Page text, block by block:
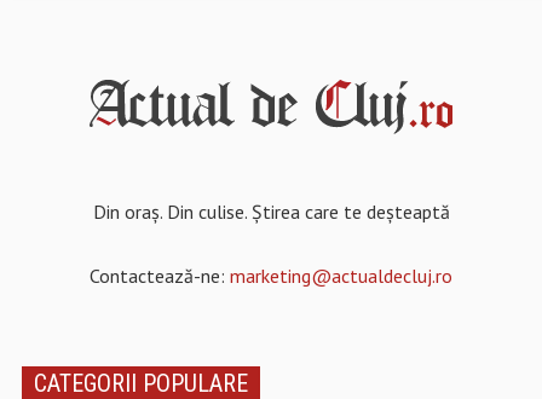
Din oraș. Din culise. Știrea care te deșteaptă
Contactează-ne: marketing@actualdecluj.ro
CATEGORII POPULARE